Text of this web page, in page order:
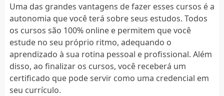
Uma das grandes vantagens de fazer esses cursos é a
autonomia que você terá sobre seus estudos. Todos
os cursos são 100% online e permitem que você
estude no seu próprio ritmo, adequando o
aprendizado à sua rotina pessoal e profissional. Além
disso, ao finalizar os cursos, você receberá um
certificado que pode servir como uma credencial em
seu currículo.